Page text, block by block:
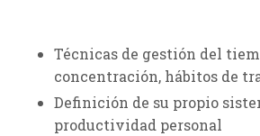
Técnicas de gestión del
concentración, hábitos de
Definición de su propio
productividad personal